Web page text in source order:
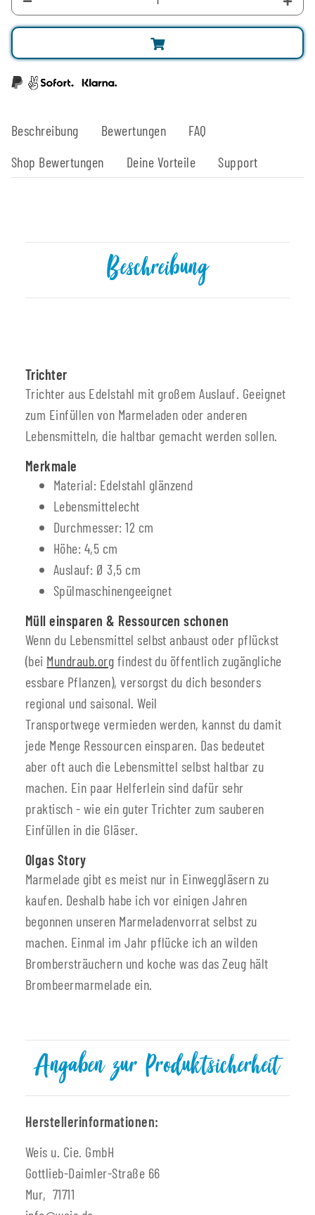
Beschreibung Bewertungen
FAQ
Shop Bewertungen
Deine Vorteile Support
Beschreibung
Trichter
Trichter aus Edelstahl mit großem Auslauf. Geeignet
zum Einfüllen von Marmeladen oder anderen
Lebensmitteln, die haltbar gemacht werden sollen.
Merkmale
Material: Edelstahl glänzend
Lebensmittelecht
Durchmesser: 12 cm
Höhe: 4,5 cm
Auslauf: Ø 3,5 cm
Spülmaschinengeeignet
Müll einsparen & Ressourcen schonen
Wenn du Lebensmittel selbst anbaust oder pflückst
(bei Mundraub.org findest du öffentlich zugängliche
essbare Pflanzen), versorgst du dich besonders
regional und saisonal. Weil
Transportwege vermieden werden, kannst du damit
jede Menge Ressourcen einsparen. Das bedeutet
aber oft auch die Lebensmittel selbst haltbar zu
machen. Ein paar Helferlein sind dafür sehr
praktisch - wie ein guter Trichter zum sauberen
Einfüllen in die Gläser.
Olgas Story
Marmelade gibt es meist nur in Einweggläsern zu
kaufen. Deshalb habe ich vor einigen Jahren
begonnen unseren Marmeladenvorrat selbst zu
machen. Einmal im Jahr pflücke ich an wilden
Brombersträuchern und koche was das Zeug hält
Brombeermarmelade ein.
Angaben zur Produktsicherheit
Herstellerinformationen:
Weis u. Cie. GmbH
Gottlieb-Daimler-Straße 66
Mur, 71711